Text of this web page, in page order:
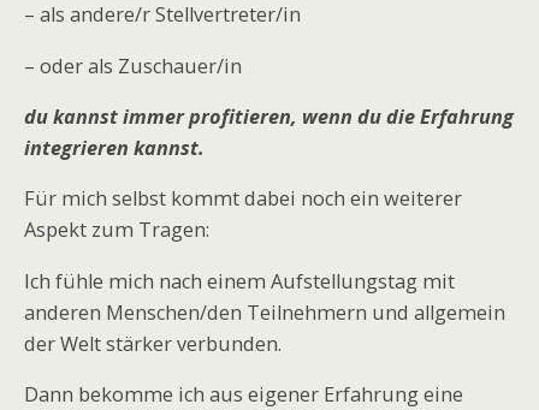
– als andere/r Stellvertreter/in
– oder als Zuschauer/in
du kannst immer profitieren, wenn du die Erfahrung
integrieren kannst.
Für mich selbst kommt dabei noch ein weiterer
Aspekt zum Tragen:
Ich fühle mich nach einem Aufstellungstag mit
anderen Menschen/den Teilnehmern und allgemein
der Welt stärker verbunden.
Dann bekomme ich aus eigener Erfahrung eine